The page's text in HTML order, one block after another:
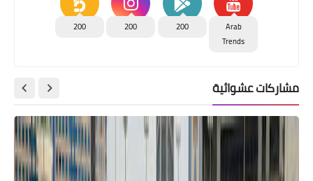
Arab
Trends
200
200
200
مشاركات عشوائية